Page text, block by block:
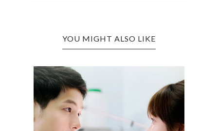
YOU MIGHT ALSO LIKE